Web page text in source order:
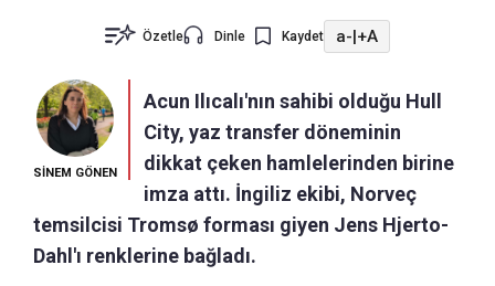
Özetle Dinle Kaydet a-|+A
SİNEM GÖNEN
Acun Ilıcalı'nın sahibi olduğu Hull
City, yaz transfer döneminin
dikkat çeken hamlelerinden birine
imza attı. İngiliz ekibi, Norveç
temsilcisi Tromsø forması giyen Jens Hjerto-
Dahl'ı renklerine bağladı.